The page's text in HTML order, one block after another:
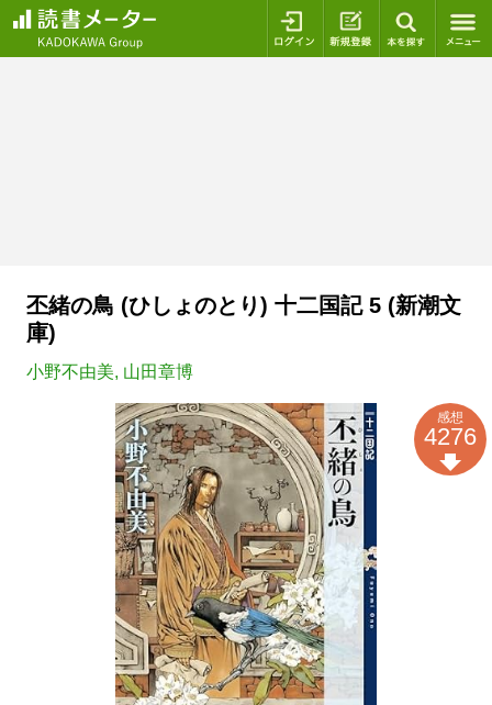
ログイン 新規登録
丕緒の鳥 (ひしょのとり) 十二国記 5 (新潮文
庫)
小野不由美, 山田章博
感想
4276